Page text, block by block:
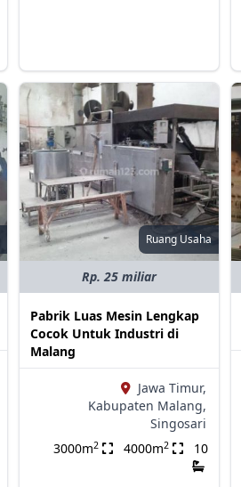
Ruang Usaha
Rp. 25 miliar
Pabrik Luas Mesin Lengkap
Cocok Untuk Industri di
Malang
Jawa Timur,
Kabupaten Malang,
Singosari
3000m2 4000m2 10